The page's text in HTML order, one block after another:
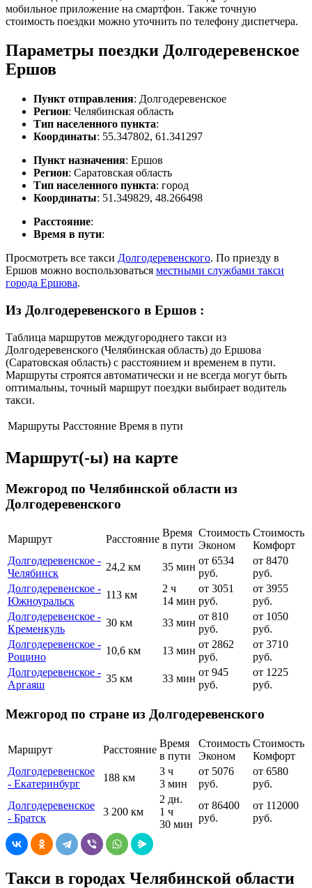
мобильное приложение на смартфон. Также точную
стоимость поездки можно уточнить по телефону диспетчера.
Параметры поездки Долгодеревенское
Ершов
Пункт отправления: Долгодеревенское
Регион: Челябинская область
Тип населенного пункта:
Координаты: 55.347802, 61.341297
Пункт назначения: Ершов
Регион: Саратовская область
Тип населенного пункта: город
Координаты: 51.349829, 48.266498
Расстояние:
Время в пути:
Просмотреть все такси Долгодеревенского. По приезду в
Ершов можно воспользоваться местными службами такси
города Ершова.
Из Долгодеревенского в Ершов :
Таблица маршрутов междугороднего такси из
Долгодеревенского (Челябинская область) до Ершова
(Саратовская область) с расстоянием и временем в пути.
Маршруты строятся автоматически и не всегда могут быть
оптимальны, точный маршрут поездки выбирает водитель
такси.
Маршруты Расстояние Время в пути
Маршрут(-ы) на карте
Межгород по Челябинской области из
Долгодеревенского
Маршрут Расстояние
Время
в пути
Стоимость
Эконом
Стоимость
Комфорт
Долгодеревенское -
Челябинск
24,2 км 35 мин
от 6534
руб.
от 8470
руб.
Долгодеревенское -
Южноуральск
113 км
2 ч
14 мин
от 3051
руб.
от 3955
руб.
Долгодеревенское -
Кременкуль
30 км 33 мин
от 810
руб.
от 1050
руб.
Долгодеревенское -
Рощино
10,6 км 13 мин
от 2862
руб.
от 3710
руб.
Долгодеревенское -
Аргаяш
35 км 33 мин
от 945
руб.
от 1225
руб.
Межгород по стране из Долгодеревенского
Маршрут Расстояние
Время
в пути
Стоимость
Эконом
Стоимость
Комфорт
Долгодеревенское
- Екатеринбург
188 км
3 ч
3 мин
от 5076
руб.
от 6580
руб.
Долгодеревенское
- Братск
3 200 км
2 дн.
1 ч
30 мин
от 86400
руб.
от 112000
руб.
Такси в городах Челябинской области